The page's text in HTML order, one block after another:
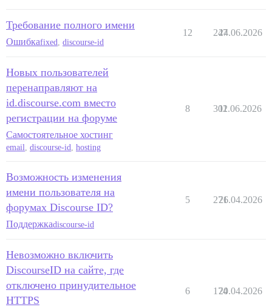
Требование полного имени
Ошибкаfixed discourse-id
12 247
24.06.2026
Новых пользователей
перенаправляют на
id.discourse.com вместо
регистрации на форуме
Самостоятельное хостинг
email, discourse-id, hosting
8 302
11.06.2026
Возможность изменения
имени пользователя на
форумах Discourse ID?
Поддержкаdiscourse-id
5 271
26.04.2026
Невозможно включить
DiscourseID на сайте, где
отключено принудительное
HTTPS
6 174
20.04.2026